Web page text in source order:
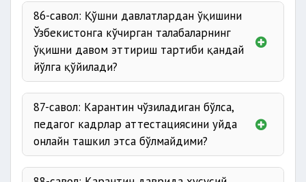
86-савол: Қўшни давлатлардан ўқишини
Ўзбекистонга кўчирган талабаларнинг
ўқишни давом эттириш тартиби қандай
йўлга қўйилади?
87-савол: Карантин чўзиладиган бўлса,
педагог кадрлар аттестациясини уйда
онлайн ташкил этса бўлмайдими?